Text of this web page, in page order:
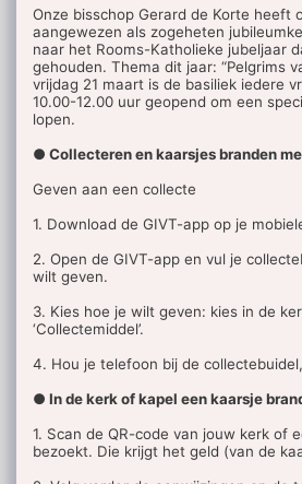
Onze bisschop Gerard de Korte heeft
aangewezen als zogeheten
naar het Rooms-Katholieke jubeljaar
gehouden. Thema dit jaar: “Pelgrims
vrijdag 21 maart is de basiliek iedere
10.00-12.00 uur geopend om een
lopen.
● Collecteren en kaarsjes branden
Geven aan een collecte
1. Download de GIVT-app op je
2. Open de GIVT-app en vul je
wilt geven.
3. Kies hoe je wilt geven: kies in de
‘Collectemiddel’.
4. Hou je telefoon bij de
● In de kerk of kapel een kaarsje
1. Scan de QR-code van jouw kerk of
bezoekt. Die krijgt het geld (van de